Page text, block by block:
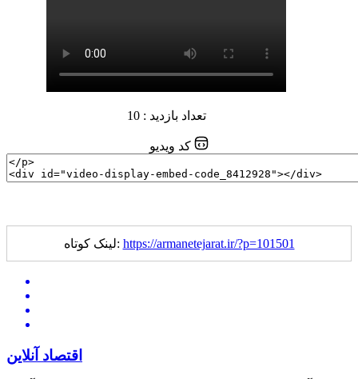
تعداد بازدید : 10
لینک کوتاه: https://armanetejarat.ir/?p=101501
اقتصاد آنلاین